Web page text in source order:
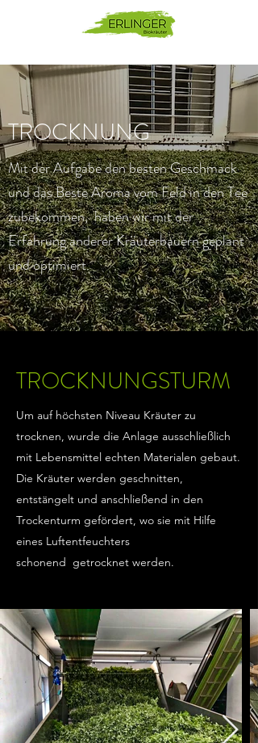
TROCKNUNG
Mit der Aufgabe den besten Geschmack
und das Beste Aroma vom Feld in den Tee
zubekommen, haben wir mit der
Erfahrung anderer Kräuterbauern geplant
und optimiert.
TROCKNUNGSTURM
Um auf höchsten Niveau Kräuter zu
trocknen, wurde die Anlage ausschließlich
mit Lebensmittel echten Materialen gebaut.
Die Kräuter werden geschnitten,
entstängelt und anschließend in den
Trockenturm gefördert, wo sie mit Hilfe
eines Luftentfeuchters
schonend getrocknet werden.